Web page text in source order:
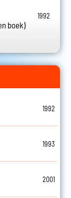
boek)
1992
1992
1993
2001